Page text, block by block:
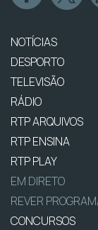
NOTÍCIAS
DESPORTO
TELEVISÃO
RÁDIO
RTP ARQUIVOS
RTP ENSINA
RTP PLAY
EM DIRETO
REVER
CONCURSOS